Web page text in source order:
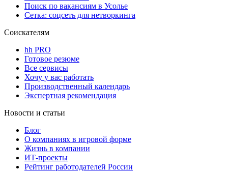
Поиск по вакансиям в Усолье
Сетка: соцсеть для нетворкинга
Соискателям
hh PRO
Готовое резюме
Все сервисы
Хочу у вас работать
Производственный календарь
Экспертная рекомендация
Новости и статьи
Блог
О компаниях в игровой форме
Жизнь в компании
ИТ-проекты
Рейтинг работодателей России